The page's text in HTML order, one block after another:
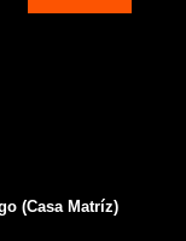
(Casa Matríz)